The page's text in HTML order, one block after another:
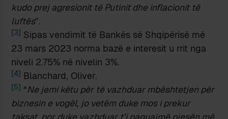
kudo prej agresionit të Putinit dhe inflacionit të
luftës”.
[3] Sipas vendimit të Bankës së Shqipërisë më
23 mars 2023 norma bazë e interesit u rrit nga
niveli 2.75% në nivelin 3%.
[4] Blanchard, Oliver.
[5] “Ne jemi këtu për të vazhduar mbështetjen për
biznesin e vogël, jo vetëm duke mos i prekur
taksat, por duke vazhduar t’i paguajmë pjesën më